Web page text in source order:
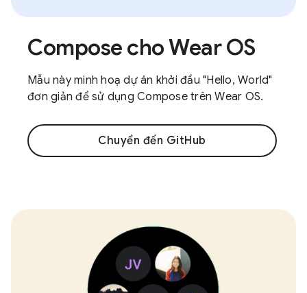
Compose cho Wear OS
Mẫu này minh hoạ dự án khởi đầu "Hello, World"
đơn giản để sử dụng Compose trên Wear OS.
Chuyển đến GitHub